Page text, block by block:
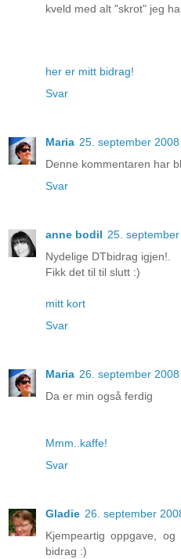
kveld med alt "skrot" jeg
her er mitt bidrag!
Svar
Maria 25. september
Denne kommentaren har
Svar
anne bodil 25.
Nydelige DTbidrag igjen!.
Fikk det til til slutt :)
mitt kort
Svar
Maria 26. september
Da er min også ferdig
Mmm..kaffe!
Svar
Gladie 26. september
Kjempeartig oppgave,
bidrag :)